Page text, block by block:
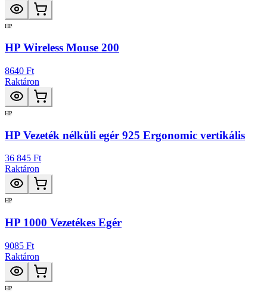
HP
HP Wireless Mouse 200
8640 Ft
Raktáron
HP
HP Vezeték nélküli egér 925 Ergonomic vertikális
36 845 Ft
Raktáron
HP
HP 1000 Vezetékes Egér
9085 Ft
Raktáron
HP